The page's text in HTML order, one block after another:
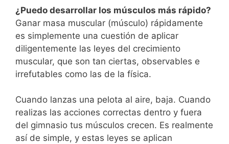
¿Puedo desarrollar los músculos más rápido?
Ganar masa muscular (músculo) rápidamente
es simplemente una cuestión de aplicar
diligentemente las leyes del crecimiento
muscular, que son tan ciertas, observables e
irrefutables como las de la física.
Cuando lanzas una pelota al aire, baja. Cuando
realizas las acciones correctas dentro y fuera
del gimnasio tus músculos crecen. Es realmente
así de simple, y estas leyes se aplican